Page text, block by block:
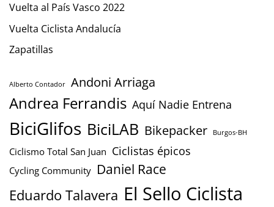
Vuelta al País Vasco 2022
Vuelta Ciclista Andalucía
Zapatillas
Alberto Contador Andoni Arriaga
Andrea Ferrandis Aquí Nadie Entrena
BiciGlifos BiciLAB Bikepacker Burgos-BH
Ciclismo Total San Juan Ciclistas épicos
Cycling Community Daniel Race
Eduardo Talavera El Sello Ciclista